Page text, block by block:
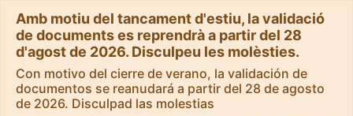
Amb motiu del tancament d'estiu, la validació
de documents es reprendrà a partir del 28
d'agost de 2026. Disculpeu les molèsties.
Con motivo del cierre de verano, la validación de
documentos se reanudará a partir del 28 de agosto
de 2026. Disculpad las molestias